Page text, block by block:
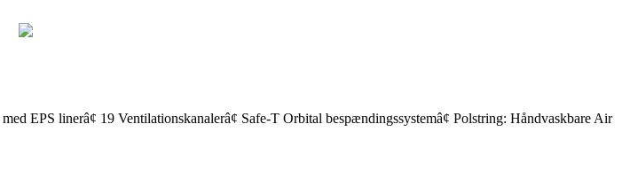
EPS linerâ¢ 19 Ventilationskanalerâ¢ Safe-T Orbital bespændingssystemâ¢ Polstring: Håndvaskbare Air